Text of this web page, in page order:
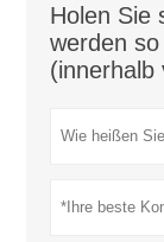
Holen Sie
werden
(innerhalb